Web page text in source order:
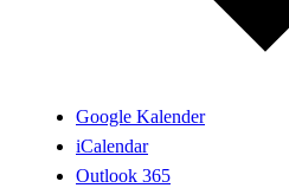
Google Kalender
iCalendar
Outlook 365